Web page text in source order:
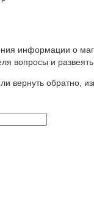
информации о
вопросы и
вернуть обратно,